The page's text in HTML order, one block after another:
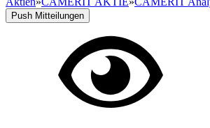
Push Mitteilungen